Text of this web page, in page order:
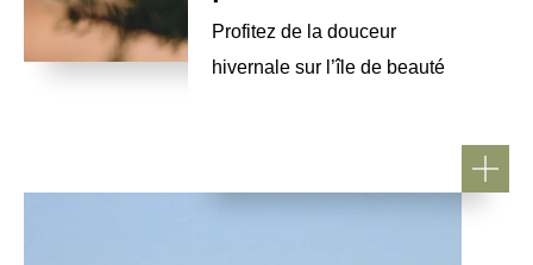
Profitez de la douceur
hivernale sur l’île de beauté